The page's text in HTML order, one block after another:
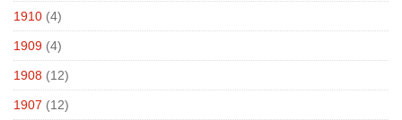
1910 (4)
1909 (4)
1908 (12)
1907 (12)